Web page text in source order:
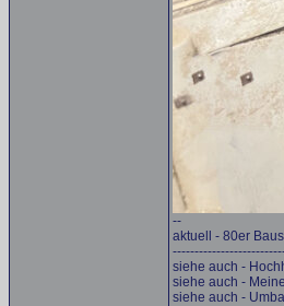
--
aktuell - 80er
siehe auch -
siehe auch -
siehe auch -